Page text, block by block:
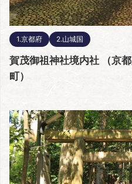
1.京都府 2.山城国
賀茂御祖神社境内社 （京
町）